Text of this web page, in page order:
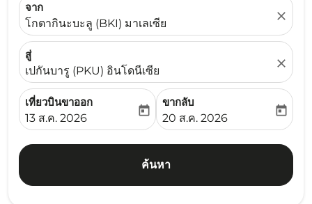
จาก
โกตากินะบะลู (BKI) มาเลเซีย
close
สู่
เปกันบารู (PKU) อินโดนีเซีย
close
เที่ยวบินขาออก
fc-booking-departure-date-aria-label
13 ส.ค. 2026
today
ขากลับ
fc-booking-return-date-
20 ส.ค. 2026
today
ค้นหา